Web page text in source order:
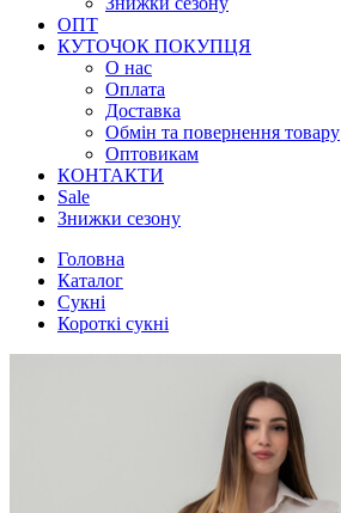
ОПТ
КУТОЧОК ПОКУПЦЯ
О нас
Оплата
Доставка
Обмін та повернення товару
Оптовикам
КОНТАКТИ
Sale
Знижки сезону
Головна
Каталог
Сукні
Короткі сукні